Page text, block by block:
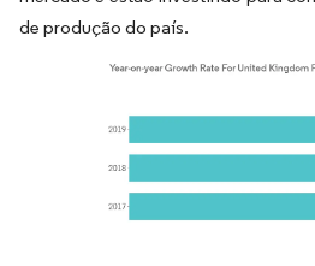
de produção do país.